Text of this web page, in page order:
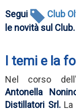
Segui Club
le novità sul Club.
I temi e la
Nel corso
Antonella
Distillatori Srl.